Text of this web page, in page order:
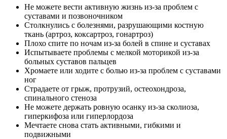
Не можете вести активную жизнь из-за проблем с
суставами и позвоночником
Столкнулись с болезнями, разрушающими костную
ткань (артроз, коксартроз, гонартроз)
Плохо спите по ночам из-за болей в спине и суставах
Испытываете проблемы с мелкой моторикой из-за
больных суставов пальцев
Хромаете или ходите с болью из-за проблем с суставами
ног
Страдаете от грыж, протрузий, остеохондроза,
спинального стеноза
Не можете держать ровную осанку из-за сколиоза,
гиперкифоза или гиперлордоза
Мечтаете снова стать активными, гибкими и
подвижными